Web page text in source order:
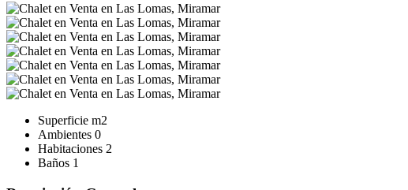
Superficie m2
Ambientes 0
Habitaciones 2
Baños 1